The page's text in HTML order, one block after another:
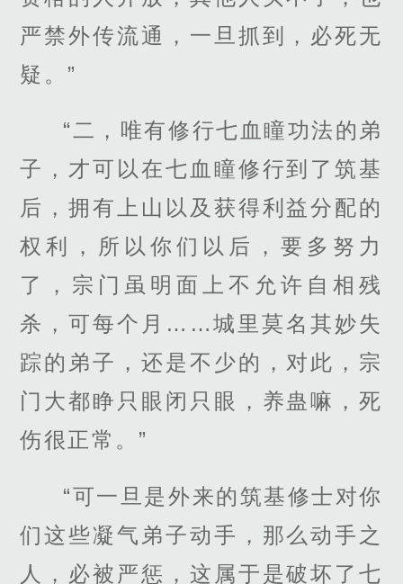
严禁外传流通，一旦抓到，必死无
疑。”
“二，唯有修行七血瞳功法的弟
子，才可以在七血瞳修行到了筑基
后，拥有上山以及获得利益分配的
权利，所以你们以后，要多努力
了，宗门虽明面上不允许自相残
杀，可每个月……城里莫名其妙失
踪的弟子，还是不少的，对此，宗
门大都睁只眼闭只眼，养蛊嘛，死
伤很正常。”
“可一旦是外来的筑基修士对你
们这些凝气弟子动手，那么动手之
人，必被严惩，这属于是破坏了七